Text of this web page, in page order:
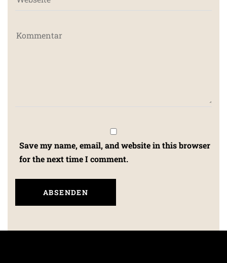
Save my name, email, and website in this browser
for the next time I comment.